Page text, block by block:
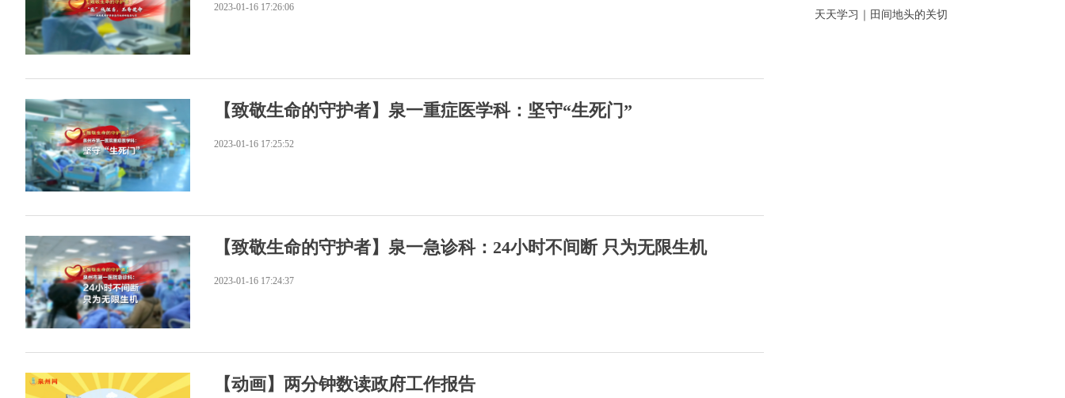
2023-01-16 17:26:06
【致敬生命的守护者】泉一重症医学科：坚守“生死门”
2023-01-16 17:25:52
【致敬生命的守护者】泉一急诊科：24小时不间断 只为无限生机
2023-01-16 17:24:37
【动画】两分钟数读政府工作报告
天天学习｜田间地头的关切